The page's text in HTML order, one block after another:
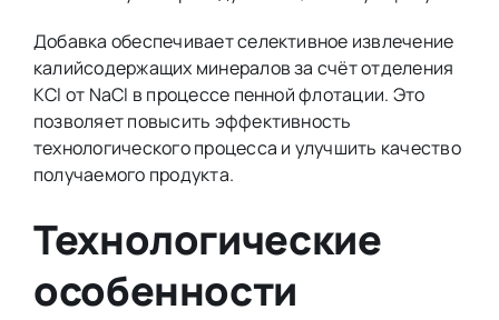
Добавка обеспечивает селективное извлечение
калийсодержащих минералов за счёт отделения
KCl от NaCl в процессе пенной флотации. Это
позволяет повысить эффективность
технологического процесса и улучшить качество
получаемого продукта.
Технологические
особенности